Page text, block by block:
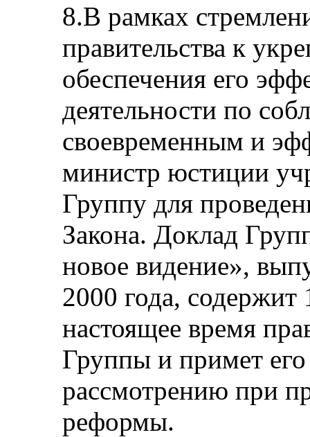
8.В рамках
правительства к
обеспечения его
деятельности по
своевременным и
министр юстиции
Группу для
Закона. Доклад
новое видение»,
2000 года,
настоящее время
Группы и примет
рассмотрению при
реформы.